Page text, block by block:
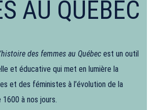
AU QUÉBEC
des femmes au Québec est un outil
et éducative qui met en lumière la
et des féministes à l’évolution de la
à nos jours.